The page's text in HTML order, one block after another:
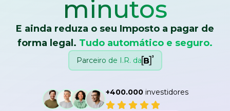
minutos
E ainda reduza o seu Imposto a pagar de
forma legal. Tudo automático e seguro.
Parceiro de I.R. da
+400.000investidores